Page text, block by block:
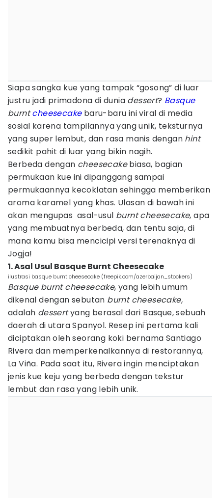
Siapa sangka kue yang tampak “gosong” di luar
justru jadi primadona di dunia dessert? Basque
burntcheesecakebaru-baru ini viral di media
sosial karena tampilannya yang unik, teksturnya
yang super lembut, dan rasa manis dengan hint
sedikit pahit di luar yang bikin nagih.
Berbeda dengan cheesecakebiasa, bagian
permukaan kue ini dipanggang sampai
permukaannya kecoklatan sehingga memberikan
aroma karamel yang khas. Ulasan di bawah ini
akan mengupas asal-usul burnt cheesecake, apa
yang membuatnya berbeda, dan tentu saja, di
mana kamu bisa mencicipi versi terenaknya di
Jogja!
1. Asal Usul Basque Burnt Cheesecake
ilustrasi basque burnt cheesecake (freepik.com/azerbaijan_stockers)
Basque burnt cheesecake, yang lebih umum
dikenal dengan sebutan burnt cheesecake,
adalah dessertyang berasal dari Basque, sebuah
daerah di utara Spanyol. Resep ini pertama kali
diciptakan oleh seorang koki bernama Santiago
Rivera dan memperkenalkannya di restorannya,
La Viña. Pada saat itu, Rivera ingin menciptakan
jenis kue keju yang berbeda dengan tekstur
lembut dan rasa yang lebih unik.